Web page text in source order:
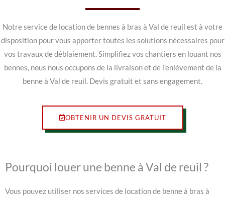
Notre service de location de bennes à bras à Val de reuil est à votre
disposition pour vous apporter toutes les solutions nécessaires pour
vos travaux de déblaiement. Simplifiez vos chantiers en louant nos
bennes, nous nous occupons de la livraison et de l’enlèvement de la
benne à Val de reuil. Devis gratuit et sans engagement.
OBTENIR UN DEVIS GRATUIT
Pourquoi louer une benne à Val de reuil ?
Vous pouvez utiliser nos services de location de benne à bras à